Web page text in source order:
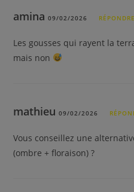
amina09/02/2026 RÉPONDRE
Les gousses qui rayent la
mais non
mathieu09/02/2026
Vous conseillez une
(ombre + floraison) ?